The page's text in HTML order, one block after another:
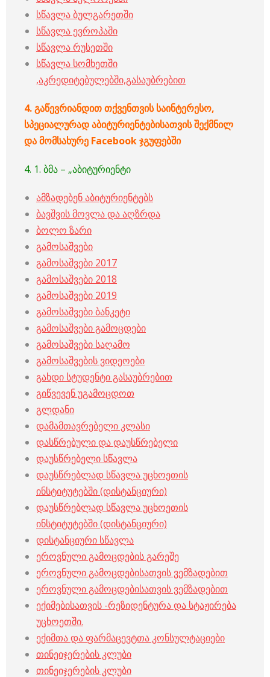
სწავლა ბულგარეთში
სწავლა ევროპაში
სწავლა რუსეთში
სწავლა სომხეთში
,აკრედიტებულებში,გასაუბრებით
4.გაწევრიანდითთქვენთვის საინტერესო,
სპეციალურადაბიტურიენტებისათვისშექმნილ
დამომსახურე Facebookჯგუფებში
4. 1. ბმა – „აბიტურიენტი
ამზადებენ აბიტურიენტებს
ბავშვის მოვლა და აღზრდა
ბოლო ზარი
გამოსაშვები
გამოსაშვები 2017
გამოსაშვები 2018
გამოსაშვები 2019
გამოსაშვები ბანკეტი
გამოსაშვები გამოცდები
გამოსაშვები საღამო
გამოსაშვების ვიდეოები
გახდი სტუდენტი გასაუბრებით
გიწვევენ უგამოცდოთ
გლდანი
დამამთავრებელი კლასი
დასწრებული და დაუსწრებელი
დაუსწრებელი სწავლა
დაუსწრებლად სწავლა უცხოეთის
ინსტიტუტებში (დისტანციური)
დაუსწრებლად სწავლა უცხოეთის
ინსტიტუტებში (დისტანციური)
დისტანციური სწავლა
ეროვნული გამოცდების გარეშე
ეროვნული გამოცდებისათვის ვემზადებით
ეროვნული გამოცდებისათვის ვემზადებით
ექიმებისათვის -რეზიდენტურა და სტაჟირება
უცხოეთში.
ექიმთა და ფარმაცევტთა კონსულტაციები
თინეიჯერების კლუბი
თინეიჯერების კლუბი